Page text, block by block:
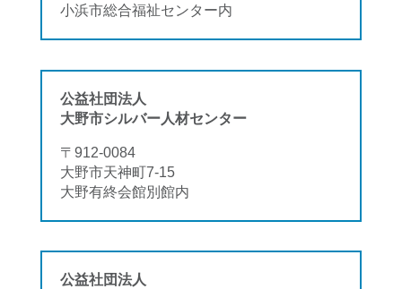
小浜市総合福祉センター内
公益社団法人
大野市シルバー人材センター
〒912-0084
大野市天神町7-15
大野有終会館別館内
公益社団法人